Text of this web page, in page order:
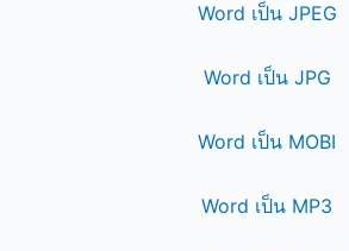
Word เป็น JPEG
Word เป็น JPG
Word เป็น MOBI
Word เป็น MP3